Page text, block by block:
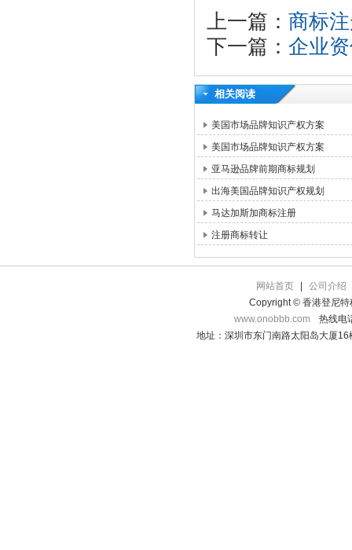
上一篇： 商标
下一篇： 企业
相关阅读
美国市场品牌知识产权方案
美国市场品牌知识产权方案
亚马逊品牌前期商标规划
出海美国品牌知识产权规划
马达加斯加商标注册
注册商标转让
网站首页
公司介绍
Copyright © 香港登尼特
www.onobbb.com
热线电
地址：深圳市东门南路太阳岛大厦